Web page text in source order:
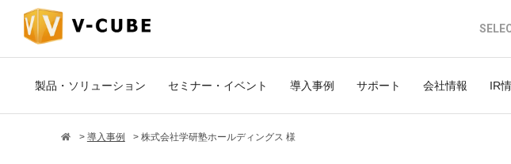
製品・ソリューション セミナー・イベント 導入事例 サポート 会社情報 IR
導入事例 株式会社学研塾ホールディングス 様